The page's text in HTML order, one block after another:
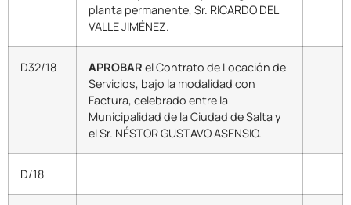
planta permanente, Sr. RICARDO DEL
VALLE JIMÉNEZ.-
D32/18 APROBAR el Contrato de Locación de
Servicios, bajo la modalidad con
Factura, celebrado entre la
Municipalidad de la Ciudad de Salta y
el Sr. NÉSTOR GUSTAVO ASENSIO.-
D/18